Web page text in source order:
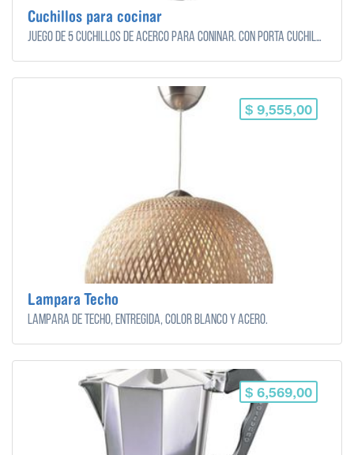
Cuchillos para cocinar
Juego de 5 cuchillos de acerco para coninar. Con porta cuchilos incluido.
$ 9,555,00
Lampara Techo
Lampara de techo, entregida, color blanco y acero.
$ 6,569,00